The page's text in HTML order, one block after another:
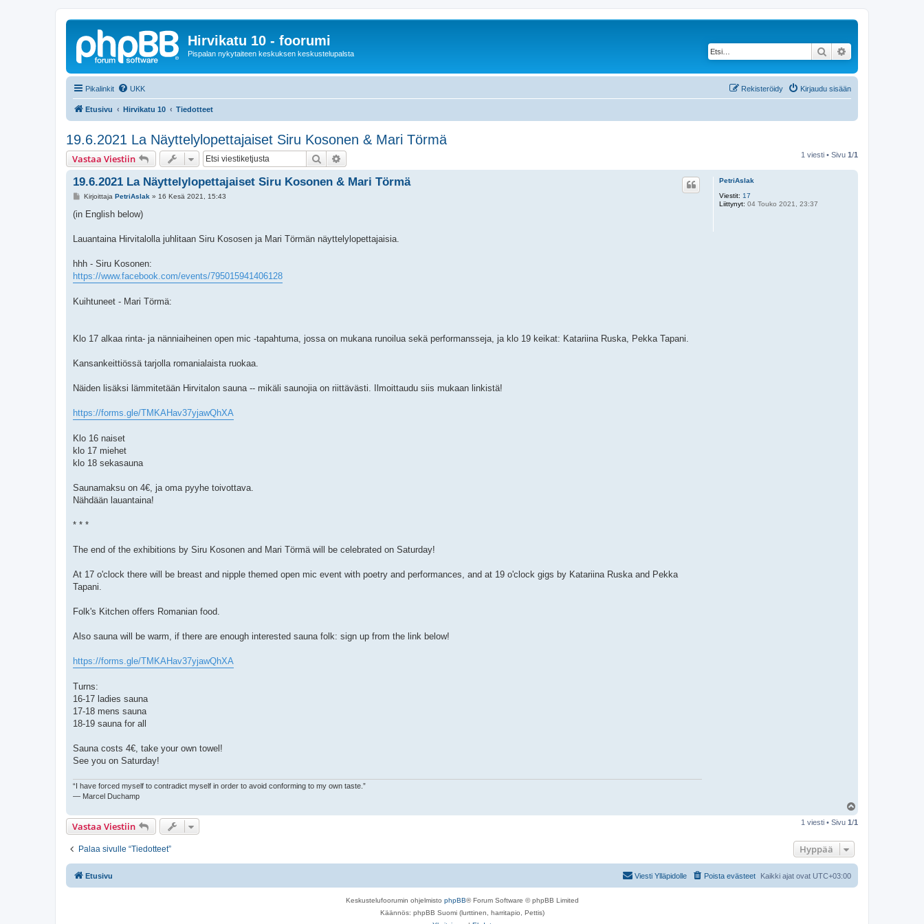
Hirvikatu 10 - foorumi
Pispalan nykytaiteen keskuksen keskustelupalsta Etsi
Pikalinkit UKK Kirjaudu sisään
Rekisteröidy
Etusivu Hirvikatu 10 Tiedotteet
19.6.2021 La Näyttelylopettajaiset Siru Kosonen & Mari Törmä
Vastaa Viestiin Etsi 1 viesti • Sivu 1/1
PetriAslak
Viestit: 17
Liittynyt: 04 Touko 2021, 23:37
19.6.2021 La Näyttelylopettajaiset Siru Kosonen & Mari Törmä
V
e
i
Kirjoittaja PetriAslak » 16 Kesä 2021, 15:43
(in English below)
Lauantaina Hirvitalolla juhlitaan Siru Kososen ja Mari Törmän näyttelylopettajaisia.
hhh - Siru Kosonen:
https://www.facebook.com/events/795015941406128
Kuihtuneet - Mari Törmä:
Klo 17 alkaa rinta- ja nänniaiheinen open mic -tapahtuma, jossa on mukana runoilua sekä performansseja, ja klo 19 keikat: Katariina Ruska, Pekka Tapani.
Kansankeittiössä tarjolla romanialaista ruokaa.
Näiden lisäksi lämmitetään Hirvitalon sauna -- mikäli saunojia on riittävästi. Ilmoittaudu siis mukaan linkistä!
https://forms.gle/TMKAHav37yjawQhXA
Klo 16 naiset
klo 17 miehet
klo 18 sekasauna
Saunamaksu on 4€, ja oma pyyhe toivottava.
Nähdään lauantaina!
* * *
The end of the exhibitions by Siru Kosonen and Mari Törmä will be celebrated on Saturday!
At 17 o'clock there will be breast and nipple themed open mic event with poetry and performances, and at 19 o'clock gigs by Katariina Ruska and Pekka
Tapani.
Folk's Kitchen offers Romanian food.
Also sauna will be warm, if there are enough interested sauna folk: sign up from the link below!
https://forms.gle/TMKAHav37yjawQhXA
Turns:
16-17 ladies sauna
17-18 mens sauna
18-19 sauna for all
Sauna costs 4€, take your own towel!
See you on Saturday!
“I have forced myself to contradict myself in order to avoid conforming to my own taste.”
― Marcel Duchamp
ö
Vastaa Viestiin 1 viesti • Sivu 1 /1
Palaa sivulle “Tiedotteet” Hyppää
Etusivu Kaikki ajat ovat UTC+03:00
Poista evästeet
Viesti Ylläpidolle
Keskustelufoorumin ohjelmisto phpBB® Forum Software © phpBB Limited
Käännös: phpBB Suomi (lurttinen, harritapio, Pettis)